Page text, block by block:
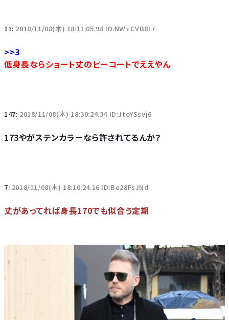
11: 2018/11/08(木) 18:11:05.98 ID:NW+CVB8Lr
>>3
低身長ならショート丈のピーコートでええやん
147: 2018/11/08(木) 18:30:24.34 ID:JtoYSsvj6
173やがステンカラーなら許されてるんか？
7: 2018/11/08(木) 18:10:24.16 ID:Be28FsJNd
丈があってれば身長170でも似合う定期